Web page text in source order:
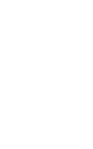
ありません。
です。
ず変更すること